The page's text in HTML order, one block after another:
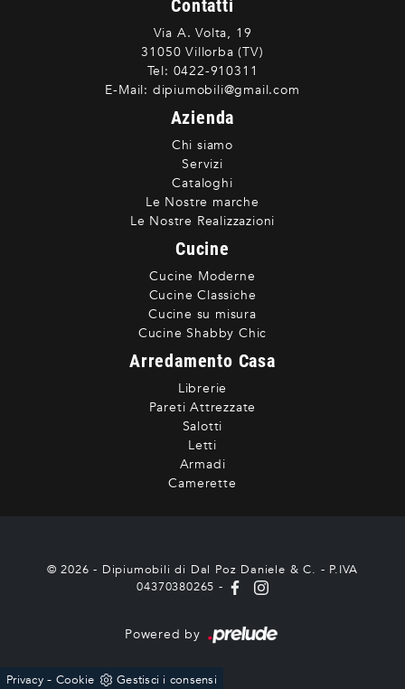
Contatti
Via A. Volta, 19
31050 Villorba (TV)
Tel: 0422-910311
E-Mail: dipiumobili@gmail.com
Azienda
Chi siamo
Servizi
Cataloghi
Le Nostre marche
Le Nostre Realizzazioni
Cucine
Cucine Moderne
Cucine Classiche
Cucine su misura
Cucine Shabby Chic
Arredamento Casa
Librerie
Pareti Attrezzate
Salotti
Letti
Armadi
Camerette
© 2026 - Dipiumobili di Dal Poz Daniele & C. - P.IVA
04370380265 -
Powered by
Privacy- Cookie Gestisci i consensi